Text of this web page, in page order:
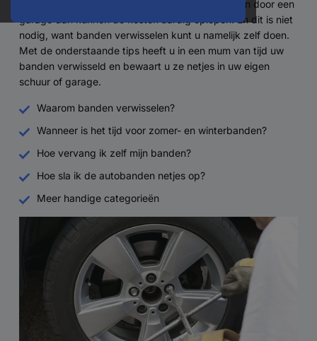
veilig de weg op. Als u uw banden laat vervangen door een
garage dan kunnen de kosten aardig oplopen. En dit is niet
nodig, want banden verwisselen kunt u namelijk zelf doen.
Met de onderstaande tips heeft u in een mum van tijd uw
banden verwisseld en bewaart u ze netjes in uw eigen
schuur of garage.
Waarom banden verwisselen?
Wanneer is het tijd voor zomer- en winterbanden?
Hoe vervang ik zelf mijn banden?
Hoe sla ik de autobanden netjes op?
Meer handige categorieën